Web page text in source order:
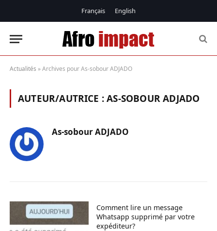
Français English
Actualités »Archives pour As-sobour ADJADO
AUTEUR/AUTRICE :AS-SOBOUR ADJADO
As-sobour ADJADO
Comment lire un message
Whatsapp supprimé par votre
expéditeur?